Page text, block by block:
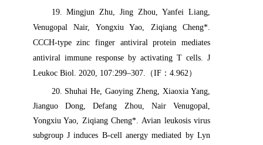
19. Mingjun Zhu, Jing Zhou, Yanfei Liang,
Venugopal Nair, Yongxiu Yao, Ziqiang Cheng*.
CCCH-type zinc finger antiviral protein mediates
antiviral immune response by activating T cells. J
Leukoc Biol. 2020, 107:299–307. （IF： 4.962）
20. Shuhai He, Gaoying Zheng, Xiaoxia Yang,
Jianguo Dong, Defang Zhou, Nair Venugopal,
Yongxiu Yao, Ziqiang Cheng*. Avian leukosis virus
subgroup J induces B-cell anergy mediated by Lyn